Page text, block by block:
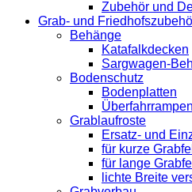
Zubehör und
Grab- und
Behänge
Katafalkdecken
Sargwagen-
Bodenschutz
Bodenplatten
Überfahrrampen
Grablaufroste
Ersatz- und
für kurze
für lange
lichte Breite